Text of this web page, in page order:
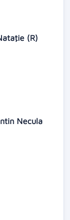
(R)
Necula